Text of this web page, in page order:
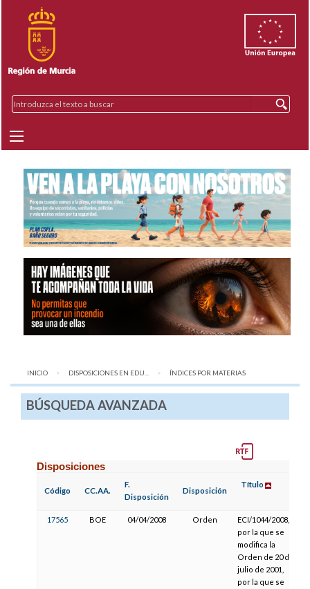
INICIO DISPOSICIONES EN EDU... AQUÍ:
ÍNDICES POR MATERIAS
BÚSQUEDA AVANZADA
Disposiciones
Código CC.AA.
F.
Disposición
Disposición
Título
17565 BOE 04/04/2008 Orden
ECI/1044/2008,
por la que se
modifica la
Orden de 20 de
julio de 2001,
por la que se